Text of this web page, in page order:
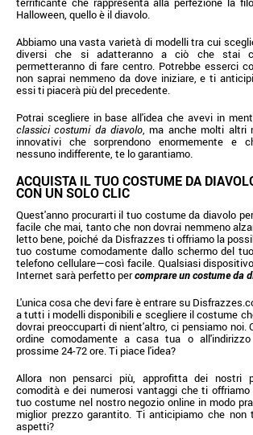
Halloween, quello è il diavolo.
Abbiamo una vasta varietà di modelli tra cui
diversi che si adatteranno a ciò che stai
permetteranno di fare centro. Potrebbe esserci
non saprai nemmeno da dove iniziare, e ti
essi ti piacerà più del precedente.
Potrai scegliere in base all'idea che avevi in
classici costumi da diavolo, ma anche molti altri
innovativi che sorprendono enormemente e
nessuno indifferente, te lo garantiamo.
ACQUISTA IL TUO COSTUME DA
CON UN SOLO CLIC
Quest'anno procurarti il tuo costume da diavolo
facile che mai, tanto che non dovrai nemmeno
letto bene, poiché da Disfrazzes ti offriamo la
tuo costume comodamente dallo schermo del
telefono cellulare—così facile. Qualsiasi
Internet sarà perfetto percomprare un costume da
L'unica cosa che devi fare è entrare su
a tutti i modelli disponibili e scegliere il costume
dovrai preoccuparti di nient'altro, ci pensiamo noi.
ordine comodamente a casa tua o
prossime 24-72 ore. Ti piace l'idea?
Allora non pensarci più, approfitta dei nostri
comodità e dei numerosi vantaggi che ti
tuo costume nel nostro negozio online in modo
miglior prezzo garantito. Ti anticipiamo che non
aspetti?